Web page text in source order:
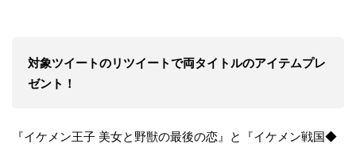
対象ツイートのリツイートで両タイトルのアイテムプレ
ゼント！
『イケメン王子 美女と野獣の最後の恋』と『イケメン戦国◆